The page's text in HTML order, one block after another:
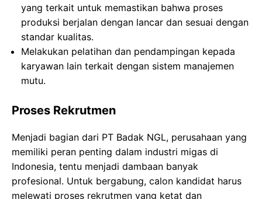
yang terkait untuk memastikan bahwa proses
produksi berjalan dengan lancar dan sesuai dengan
standar kualitas.
Melakukan pelatihan dan pendampingan kepada
karyawan lain terkait dengan sistem manajemen
mutu.
Proses Rekrutmen
Menjadi bagian dari PT Badak NGL, perusahaan yang
memiliki peran penting dalam industri migas di
Indonesia, tentu menjadi dambaan banyak
profesional. Untuk bergabung, calon kandidat harus
melewati proses rekrutmen yang ketat dan